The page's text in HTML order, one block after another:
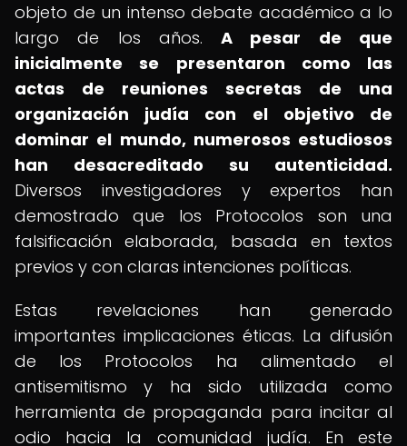
objeto de un intenso debate académico a lo
largo de los años.A pesar de que
inicialmente se presentaron como las
actas de reuniones secretas de una
organización judía con el objetivo de
dominar el mundo, numerosos estudiosos
han desacreditado su autenticidad.
Diversos investigadores y expertos han
demostrado que los Protocolos son una
falsificación elaborada, basada en textos
previos y con claras intenciones políticas.
Estas revelaciones han generado
importantes implicaciones éticas. La difusión
de los Protocolos ha alimentado el
antisemitismo y ha sido utilizada como
herramienta de propaganda para incitar al
odio hacia la comunidad judía. En este